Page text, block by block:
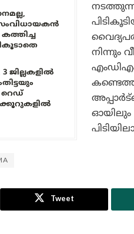
ജില്ലകളിൽ
റെഡ്
നിന്നും
ഓയിലും
Tweet